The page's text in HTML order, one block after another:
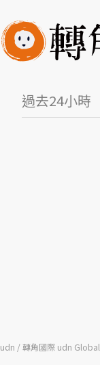
過去24小時
udn 轉角國際 udn Global